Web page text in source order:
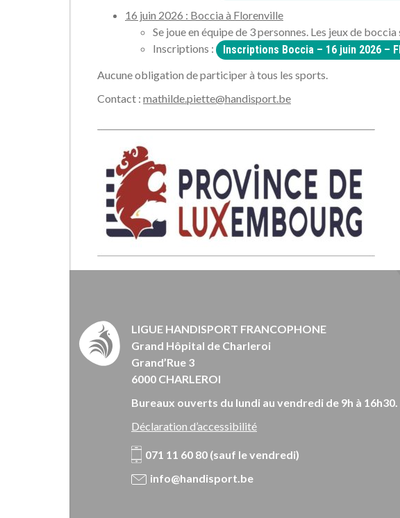
16 juin 2026 : Boccia à Florenville
Se joue en équipe de 3 personnes. Les jeux de
Inscriptions :
Inscriptions Boccia – 16 juin 2026 –
Aucune obligation de participer à tous les sports.
Contact : mathilde.piette@handisport.be
LIGUE HANDISPORT FRANCOPHONE
Grand Hôpital de Charleroi
Grand’Rue 3
6000 CHARLEROI
Bureaux ouverts du lundi au vendredi de 9h à 16h30.
Déclaration d’accessibilité
071 11 60 80 (sauf le vendredi)
info@handisport.be